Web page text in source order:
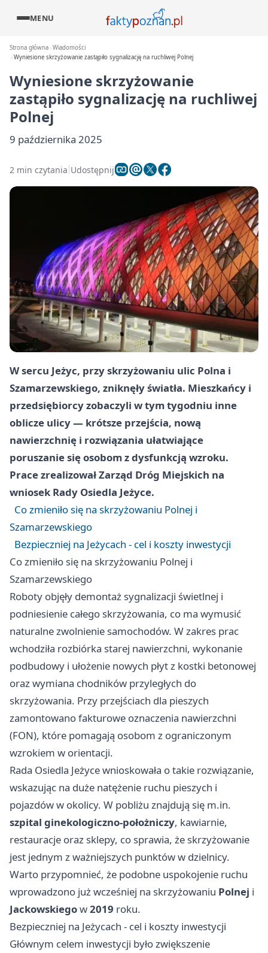
MENU
Strona główna Wiadomości
Wyniesione skrzyżowanie zastąpiło sygnalizację na ruchliwej Polnej
Wyniesione skrzyżowanie
zastąpiło sygnalizację na ruchliwej
Polnej
9 października 2025
2 min czytania Udostępnij
W sercu Jeżyc, przy skrzyżowaniu ulic Polna i
Szamarzewskiego, zniknęły światła. Mieszkańcy i
przedsiębiorcy zobaczyli w tym tygodniu inne
oblicze ulicy — krótsze przejścia, nową
nawierzchnię i rozwiązania ułatwiające
poruszanie się osobom z dysfunkcją wzroku.
Prace zrealizował Zarząd Dróg Miejskich na
wniosek Rady Osiedla Jeżyce.
Co zmieniło się na skrzyżowaniu Polnej i
Szamarzewskiego
Bezpieczniej na Jeżycach - cel i koszty inwestycji
Co zmieniło się na skrzyżowaniu Polnej i
Szamarzewskiego
Roboty objęły demontaż sygnalizacji świetlnej i
podniesienie całego skrzyżowania, co ma wymusić
naturalne zwolnienie samochodów. W zakres prac
wchodziła rozbiórka starej nawierzchni, wykonanie
podbudowy i ułożenie nowych płyt z kostki betonowej
oraz wymiana chodników przyległych do
skrzyżowania. Przy przejściach dla pieszych
zamontowano fakturowe oznaczenia nawierzchni
(FON), które pomagają osobom z ograniczonym
wzrokiem w orientacji.
Rada Osiedla Jeżyce wnioskowała o takie rozwiązanie,
wskazując na duże natężenie ruchu pieszych i
pojazdów w okolicy. W pobliżu znajdują się m.in.
szpital ginekologiczno-położniczy, kawiarnie,
restauracje oraz sklepy, co sprawia, że skrzyżowanie
jest jednym z ważniejszych punktów w dzielnicy.
Warto przypomnieć, że podobne uspokojenie ruchu
wprowadzono już wcześniej na skrzyżowaniu Polnej i
Jackowskiegow2019 roku.
Bezpieczniej na Jeżycach - cel i koszty inwestycji
Głównym celem inwestycji było zwiększenie